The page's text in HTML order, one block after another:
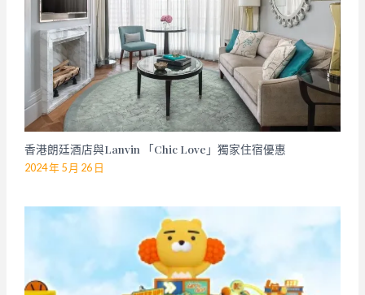
香港朗廷酒店與Lanvin 「Chic Love」獨家住宿優惠
2024 年 5 月 26 日